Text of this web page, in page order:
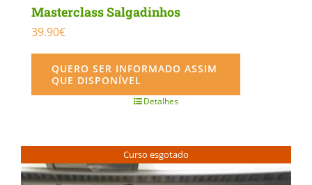
Masterclass Salgadinhos
39.90€
QUERO SER INFORMADO ASSIM
QUE DISPONÍVEL
Detalhes
Curso esgotado